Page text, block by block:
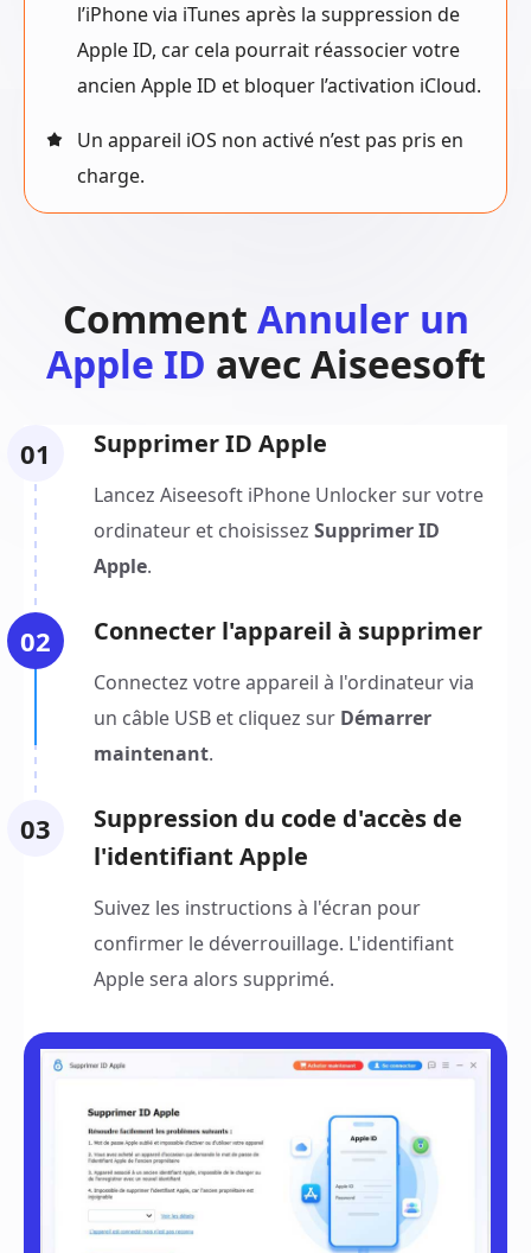
l’iPhone via iTunes après la suppression de
Apple ID, car cela pourrait réassocier votre
ancien Apple ID et bloquer l’activation iCloud.
Un appareil iOS non activé n’est pas pris en
charge.
Comment Annuler un
Apple ID avec Aiseesoft
01 Supprimer ID Apple
Lancez Aiseesoft iPhone Unlocker sur votre
ordinateur et choisissezSupprimer ID
Apple.
02 Connecter l'appareil à supprimer
Connectez votre appareil à l'ordinateur via
un câble USB et cliquez sur Démarrer
maintenant.
03
Suppression du code d'accès de
l'identifiant Apple
Suivez les instructions à l'écran pour
confirmer le déverrouillage. L'identifiant
Apple sera alors supprimé.